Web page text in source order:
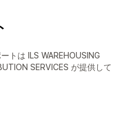
トは ILS WAREHOUSING
SERVICES が提供して